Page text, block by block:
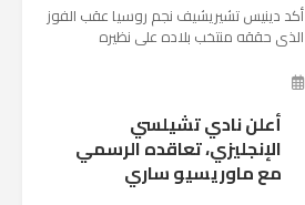
أكد دينيس تشيريشيف نجم روسيا عقب الفوز
الذي حققه منتخب بلاده على نظيره
كأس العالم بأنه تدرب على هد...
أعلن نادي تشيلسي
الإنجليزي، تعاقده الرسمي
مع ماوريسيو ساري